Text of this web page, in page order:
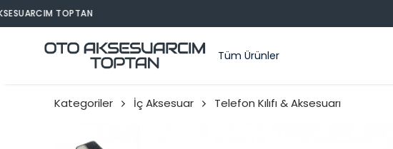
Tüm Ürünler
Kategoriler İç Aksesuar Telefon Kılıfı & Aksesuarı